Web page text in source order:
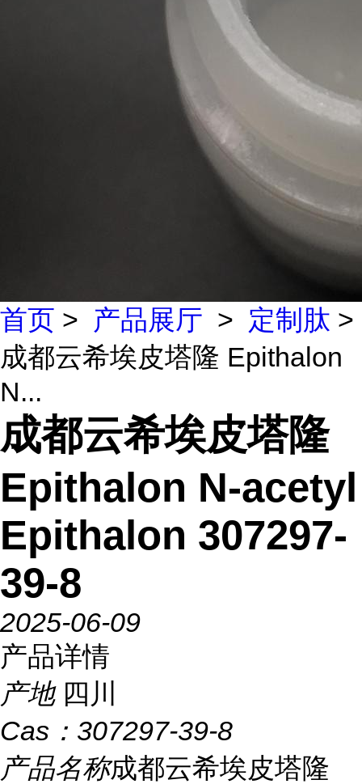
首页 > 产品展厅 > 定制肽 >
成都云希埃皮塔隆 Epithalon
N...
成都云希埃皮塔隆
Epithalon N-acetyl
Epithalon 307297-
39-8
2025-06-09
产品详情
产地 四川
Cas： 307297-39-8
产品名称成都云希埃皮塔隆